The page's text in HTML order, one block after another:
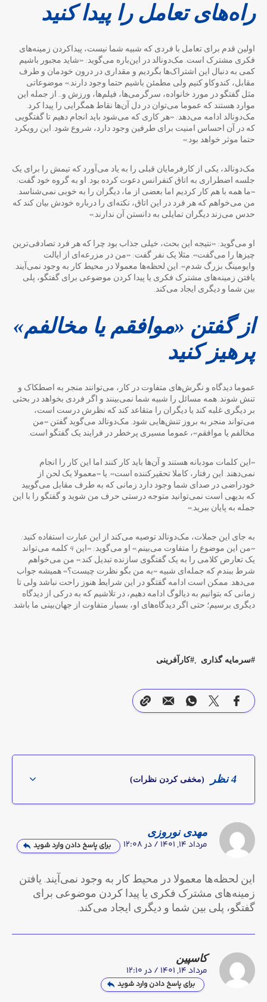
راه‌های تعامل را پیدا کنید
اولین قدم برای تعامل با فردی که شبیه شما نیست، پیداکردن زمینه‌های
فکری مشترک است. مک‌دونالد در این‌باره می‌گوید: «شاید مجبور باشیم
کمی به دنبال این اشتراک‌ها بگردیم و مقداری در درون خودمان و طرف
مقابل، کندوکاو کنیم ولی مطمئن باشیم حتما وجود دارند.» موضوعاتی
مثل گفتگو در مورد خانواده، سرگرمی‌ها، فیلم‌ها، ورزش و… از جمله این
موارد هستند که عموما می‌توان در دل آن‌ها نقاط همگرایی را پیدا کرد.
مک‌دونالد ادامه می‌دهد: «هر کاری که می‌شود باید انجام دهیم تا گفتگویی
که در آن احساس امنیت برای طرفین وجود دارد، شروع شود. این رویکرد
حتما موثر خواهد بود.»
مک‌دونالد، یکی از کارفرمایان قبلی را به یاد می‌آورد که تیمش را برای یک
جلسه اضطراری به اتاق کنفرانس دعوت کرده‌ بود. او به گروه‌ خود گفت:
«ما همه با هم کار کردیم اما بعضی از ما، دیگران را به خوبی نمی‌شناسد.
من می‌خواهم که هر فرد در این اتاق، نکته‌ای را درباره خودش بیان کند که
حدس می‌زند دیگران تمایلی به دانستن آن ندارند.»
او می‌گوید: «نتیجه این بحث، خیلی جذاب بود چرا که هر فرد تصادفی‌ترین
چیزها را می‌گفت». مثلا یک نفر گفت: «من در مزرعه‌ای از ایالت
وایومینگ بزرگ شدم». این لحظه‌ها معمولا در محیط کار به وجود نمی‌آیند.
یافتن زمینه‌های مشترک فکری یا پیدا کردن موضوعی برای گفتگو، پلی
بین شما و دیگری ایجاد می‌کند.
از گفتن «موافقم یا مخالفم»
پرهیز کنید
عموما دیدگاه‌ و نگرش‌های متفاوت در کار، می‌توانند منجر به اصطکاک و
تنش شوند. همه مسائل را شبیه شما نمی‌بینند و اگر فردی بخواهد در بحثی
بر دیگری غلبه کند یا دیگران را متقاعد کند که نظرش درست است،
می‌تواند منجر به بروز تنش‌هایی شود. مک‌دونالد می‌گوید گفتن «من
مخالفم یا موافقم»، عموما مسیری پرخطر در فرایند یک گفتگو است.
«این کلمات مودبانه هستند و آن‌ها باید کار کنند اما این کار را انجام
نمی‌دهند. این رفتار، کاملا تحقیرکننده است». یا «معمولا یک لحن از
خودراضی در صدای شما وجود دارد زمانی که به طرف مقابل می‌گویید
که بدیهی است نمی‌توانید متوجه درستی حرف من شوید و گفتگو را با این
جمله به پایان ببرید.»
به جای این جملات، مک‌دونالد توصیه می‌کند از این عبارت استفاده کنید:
«من این موضوع را متفاوت می‌بینم.» او می‌گوید: «این 4 کلمه می‌تواند
یک تعارض کلامی را به یک گفتگوی سازنده تبدیل کند.» من می‌خواهم
شرط ببندم که جمله‌ای شبیه «به من بگو نظرت چیست؟» همیشه جواب
می‌دهد. ممکن است ادامه گفتگو در این شرایط هنوز راحت نباشد ولی تا
زمانی که بتوانیم به دیالوگ ادامه دهیم، در تلاشیم که به درکی از دیدگاه
دیگری برسیم؛ حتی اگر دیدگاه‌های او، بسیار متفاوت از جهان‌بینی ما باشد.
سرمایه گذاری کارآفرینی
4 نظر (مخفی کردن نظرات)
مهدی نوروزی
مرداد 14, 1401 / در 12:08 برای پاسخ دادن وارد شوید
این لحظه‌ها معمولا در محیط کار به وجود نمی‌آیند. یافتن
زمینه‌های مشترک فکری یا پیدا کردن موضوعی برای
گفتگو، پلی بین شما و دیگری ایجاد می‌کند.
کاسپین
مرداد 14, 1401 / در 12:10
برای پاسخ دادن وارد شوید